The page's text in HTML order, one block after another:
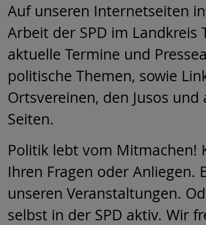
Auf unseren Internetseiten
Arbeit der SPD im Landkreis
aktuelle Termine und
politische Themen, sowie
Ortsvereinen, den Jusos
Seiten.
Politik lebt vom Mitmachen!
Ihren Fragen oder Anliegen.
unseren Veranstaltungen.
selbst in der SPD aktiv. Wir